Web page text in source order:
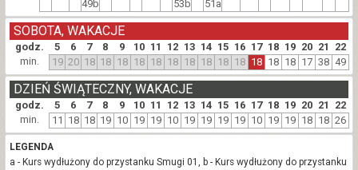
49b
53b
51a
godz. 5 6 7 8 9 10 11 12 13 14 15 16 17 18 19 20 21 22
SOBOTA, WAKACJE
min. 19 20 18 18 18 18 18 18 18 18 18 18 18 18 18 17 38 49
godz. 5 6 7 8 9 10 11 12 13 14 15 16 17 18 19 20 21 22
DZIEŃ ŚWIĄTECZNY, WAKACJE
min. 11 18 18 19 10 19 19 10 19 19 19 19 10 19 19 18 18 26
LEGENDA
a - Kurs wydłużony do przystanku Smugi 01, b - Kurs wydłużony do przystanku